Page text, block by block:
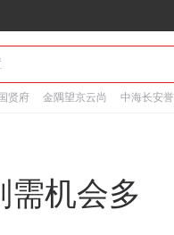
贤府 金隅望京云尚 中海长安誉
需机会多